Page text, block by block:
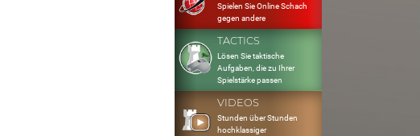
Spielen Sie Online Schach
gegen andere
TACTICS
Lösen Sie taktische
Aufgaben, die zu Ihrer
Spielstärke passen
VIDEOS
Stunden über Stunden
hochklassiger